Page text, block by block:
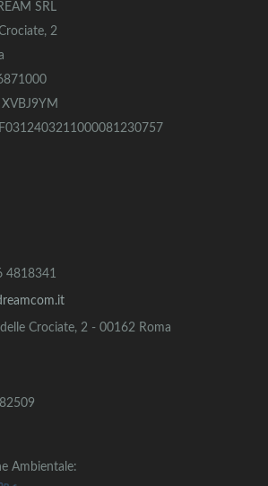
SRL
2
4818341
delle Crociate, 2 - 00162 Roma
Ambientale: